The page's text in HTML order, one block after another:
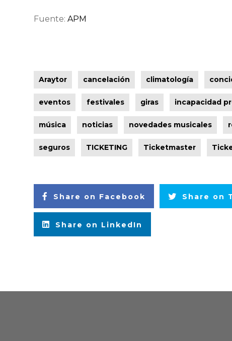
Fuente: APM
Araytor cancelación climatología
eventos festivales giras incapacidad
música noticias novedades musicales
seguros TICKETING Ticketmaster
Share on Facebook Share on
Share on LinkedIn